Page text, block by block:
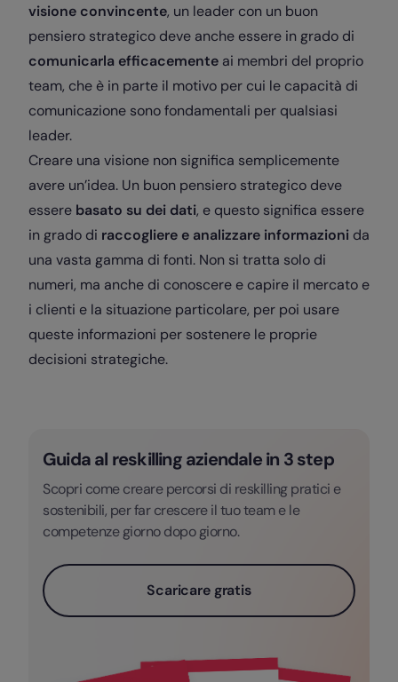
visione convincente, un leader con un buon
pensiero strategico deve anche essere in grado di
comunicarla efficacemente ai membri del proprio
team, che è in parte il motivo per cui le capacità di
comunicazione sono fondamentali per qualsiasi
leader.
Creare una visione non significa semplicemente
avere un’idea. Un buon pensiero strategico deve
essere basato su dei dati, e questo significa essere
in grado di raccogliere e analizzare informazioni da
una vasta gamma di fonti. Non si tratta solo di
numeri, ma anche di conoscere e capire il mercato e
i clienti e la situazione particolare, per poi usare
queste informazioni per sostenere le proprie
decisioni strategiche.
Guida al reskilling aziendale in 3 step
Scopri come creare percorsi di reskilling pratici e
sostenibili, per far crescere il tuo team e le
competenze giorno dopo giorno.
Scaricare gratis